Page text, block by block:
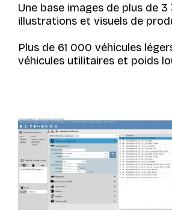
Une base images de plus de
illustrations et visuels de
Plus de 61 000 véhicules
véhicules utilitaires et poids